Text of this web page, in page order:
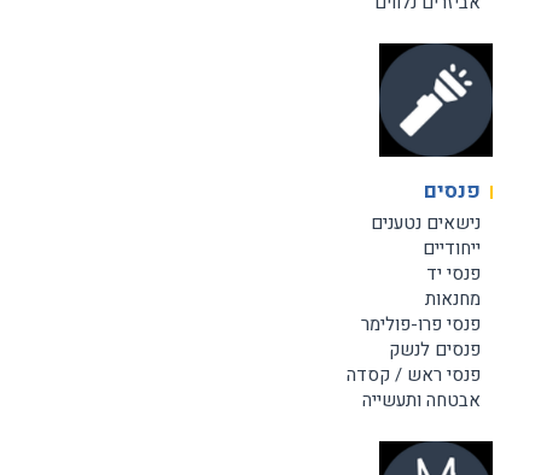
פנסים
נישאים נטענים
ייחודיים
פנסי יד
מחנאות
פנסי פרו-פולימר
פנסים לנשק
פנסי ראש / קסדה
אבטחה ותעשייה